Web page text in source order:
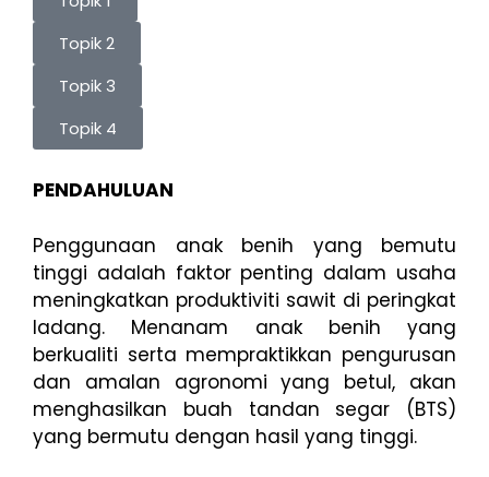
Topik 2
Topik 3
Topik 4
PENDAHULUAN
Penggunaan anak benih yang bemutu
tinggi adalah faktor penting dalam usaha
meningkatkan produktiviti sawit di peringkat
ladang. Menanam anak benih yang
berkualiti serta mempraktikkan pengurusan
dan amalan agronomi yang betul, akan
menghasilkan buah tandan segar (BTS)
yang bermutu dengan hasil yang tinggi.